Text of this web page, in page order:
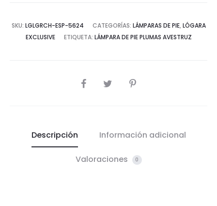
SKU: LGLGRCH-ESP-5624 CATEGORÍAS: LÁMPARAS DE PIE, LÓGARA
EXCLUSIVE
ETIQUETA: LÁMPARA DE PIE PLUMAS AVESTRUZ
COMPARTIR
Descripción Información adicional
Valoraciones 0